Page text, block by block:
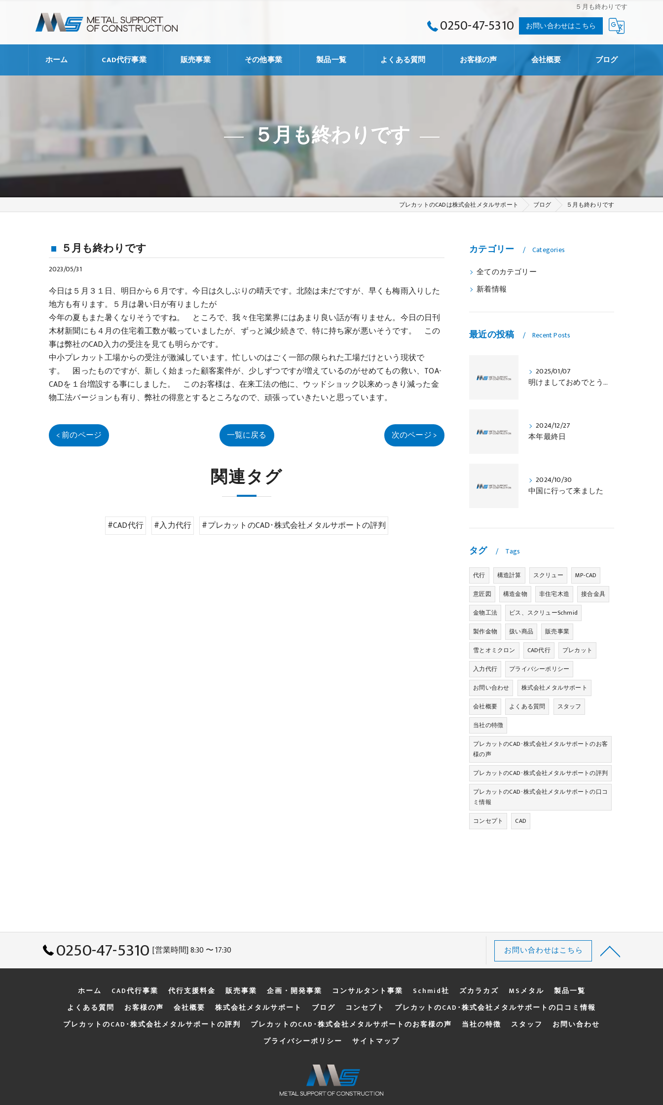
５月も終わりです
0250-47-5310 お問い合わせはこちら
ホーム CAD代行事業 販売事業 その他事業
コンサルタント事業
Schmid社
製品一覧 よくある質問 お客様の声 会社概要 ブログ
５月も終わりです
プレカットのCADは株式会社メタルサポート ブログ ５月も終わりです
５月も終わりです
2023/05/31
今日は５月３１日、明日から６月です。今日は久しぶりの晴天です。北陸は未だですが、早くも梅雨入りした
地方も有ります。５月は暑い日が有りましたが
今年の夏もまた暑くなりそうですね。 ところで、我々住宅業界にはあまり良い話が有りません。今日の日刊
木材新聞にも４月の住宅着工数が載っていましたが、ずっと減少続きで、特に持ち家が悪いそうです。 この
事は弊社のCAD入力の受注を見ても明らかです。
中小プレカット工場からの受注が激減しています。忙しいのはごく一部の限られた工場だけという現状で
す。 困ったものですが、新しく始まった顧客案件が、少しずつですが増えているのがせめてもの救い、TOA-
CADを１台増設する事にしました。 このお客様は、在来工法の他に、ウッドショック以来めっきり減った金
物工法バージョンも有り、弊社の得意とするところなので、頑張っていきたいと思っています。
< 前のページ 一覧に戻る 次のページ >
関連タグ
#CAD代行 #入力代行 #プレカットのCAD･株式会社メタルサポートの評判
カテゴリー Categories
全てのカテゴリー
新着情報
最近の投稿 Recent Posts
2025/01/07
明けましておめでとうございます
2024/12/27
本年最終日
2024/10/30
中国に行って来ました
タグ Tags
代行 構造計算 スクリュー
MP-CAD
意匠図
構造金物 非住宅木造
接合金具
金物工法
ビス、スクリューSchmid
製作金物
扱い商品
販売事業
雪とオミクロン
CAD代行
プレカット
入力代行
プライバシーポリシー
お問い合わせ
株式会社メタルサポート
会社概要
よくある質問
スタッフ
当社の特徴
プレカットのCAD･株式会社メタルサポートのお客
様の声
プレカットのCAD･株式会社メタルサポートの評判
プレカットのCAD･株式会社メタルサポートの口コ
ミ情報
コンセプト
CAD
0250-47-5310 [営業時間] 8:30 〜 17:30 お問い合わせはこちら
ホーム CAD代行事業 代行支援料金 販売事業 企画・開発事業 コンサルタント事業 Schmid社 ズカラカズ MSメタル
製品一覧
よくある質問
お客様の声 会社概要 株式会社メタルサポート ブログ コンセプト
プレカットのCAD･株式会社メタルサポートの口コミ情報
プレカットのCAD･株式会社メタルサポートの評判
プレカットのCAD･株式会社メタルサポートのお客様の声 当社の特徴 スタッフ
お問い合わせ
プライバシーポリシー
サイトマップ